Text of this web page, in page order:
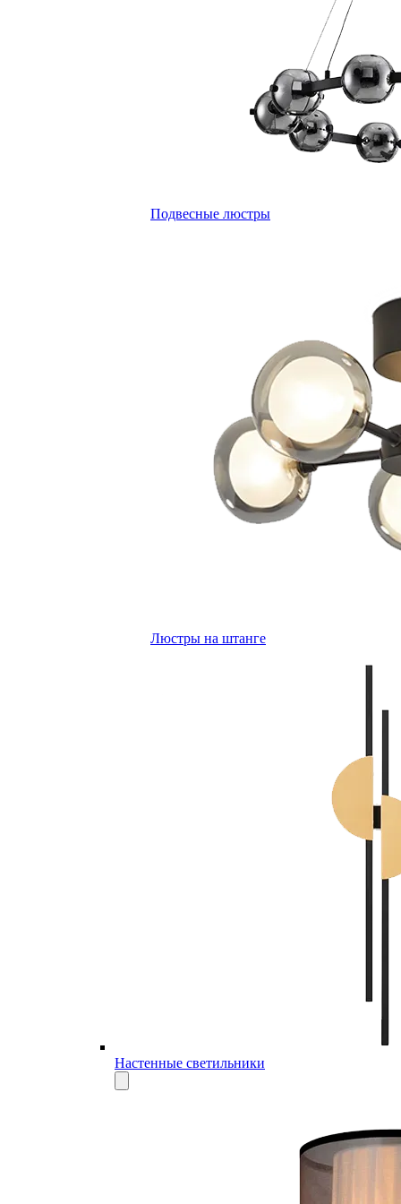
Подвесные люстры
Люстры на штанге
Настенные светильники